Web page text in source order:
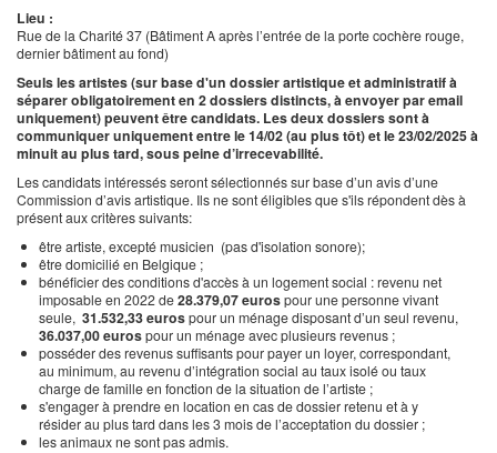
Lieu :
Rue de la Charité 37 (Bâtiment A après l’entrée de la porte cochère rouge,
dernier bâtiment au fond)
Seuls les artistes (sur base d'un dossier artistique et administratif à
séparer obligatoirement en 2 dossiers distincts, à envoyer par email
uniquement) peuvent être candidats. Les deux dossiers sont à
communiquer uniquement entre le 14/02 (au plus tôt) et le 23/02/2025 à
minuit au plus tard, sous peine d’irrecevabilité.
Les candidats intéressés seront sélectionnés sur base d’un avis d’une
Commission d’avis artistique. Ils ne sont éligibles que s'ils répondent dès à
présent aux critères suivants:
être artiste, excepté musicien (pas d'isolation sonore);
être domicilié en Belgique ;
bénéficier des conditions d'accès à un logement social : revenu net
imposable en 2022 de28.379,07 eurospour une personne vivant
seule, 31.532,33 eurospour un ménage disposant d’un seul revenu,
36.037,00 eurospour un ménage avec plusieurs revenus ;
posséder des revenus suffisants pour payer un loyer, correspondant,
au minimum, au revenu d’intégration social au taux isolé ou taux
charge de famille en fonction de la situation de l’artiste ;
s'engager à prendre en location en cas de dossier retenu et à y
résider au plus tard dans les 3 mois de l’acceptation du dossier ;
les animaux ne sont pas admis.